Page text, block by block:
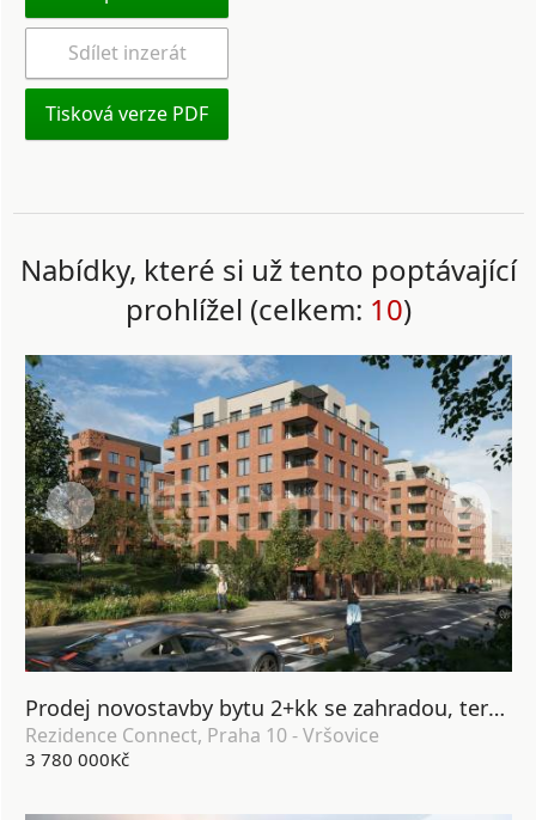
Sdílet inzerát
Tisková verze PDF
Nabídky, které si už tento poptávající
prohlížel (celkem: 10)
Prodej novostavby bytu 2+kk se zahradou, terasou, lodžií, sklepem a garážovým stáním, DV, 64 m2, Praha 10 - Vršovice
Rezidence Connect, Praha 10 - Vršovice
3 780 000Kč